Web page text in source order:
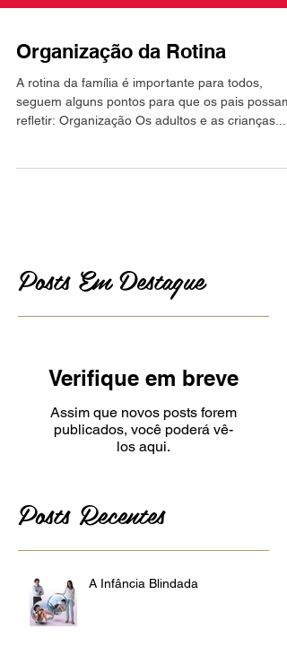
Organização da Rotina
A rotina da família é importante para todos,
seguem alguns pontos para que os pais possam
Posts Em Destaque
Verifique em breve
Assim que novos posts forem
publicados, você poderá vê-
Posts Recentes